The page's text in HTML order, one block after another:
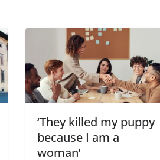
‘They killed my puppy
because I am a
woman’